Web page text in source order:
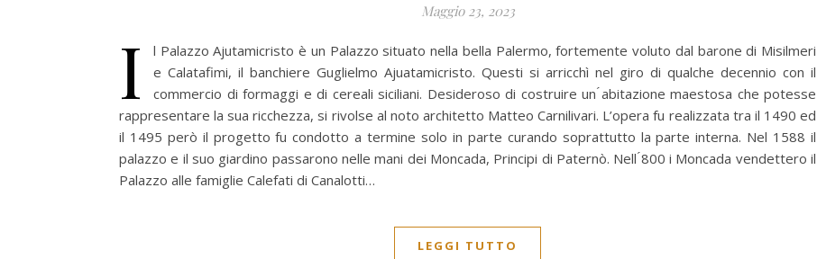
Maggio 23, 2023
I
l Palazzo Ajutamicristo è un Palazzo situato nella bella Palermo, fortemente voluto dal barone di Misilmeri
e Calatafimi, il banchiere Guglielmo Ajuatamicristo. Questi si arricchì nel giro di qualche decennio con il
commercio di formaggi e di cereali siciliani. Desideroso di costruire un ́abitazione maestosa che potesse
rappresentare la sua ricchezza, si rivolse al noto architetto Matteo Carnilivari. L’opera fu realizzata tra il 1490 ed
il 1495 però il progetto fu condotto a termine solo in parte curando soprattutto la parte interna. Nel 1588 il
palazzo e il suo giardino passarono nelle mani dei Moncada, Principi di Paternò. Nell ́800 i Moncada vendettero il
Palazzo alle famiglie Calefati di Canalotti…
LEGGI TUTTO